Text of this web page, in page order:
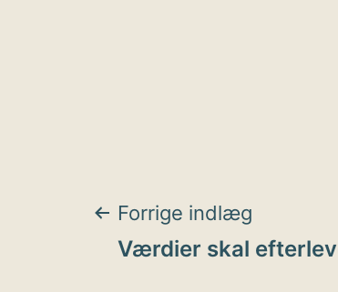
Forrige indlæg
Værdier skal